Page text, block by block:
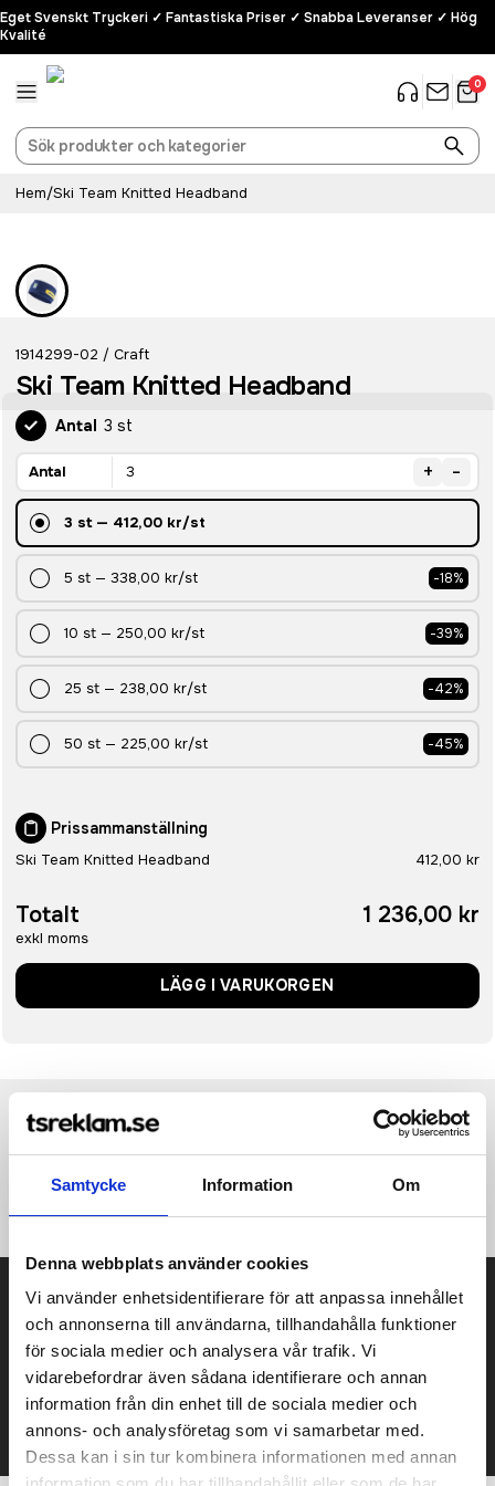
Samtycke Information Om
Denna webbplats använder cookies
Vi använder enhetsidentifierare för att anpassa innehållet
och annonserna till användarna, tillhandahålla funktioner
för sociala medier och analysera vår trafik. Vi
vidarebefordrar även sådana identifierare och annan
information från din enhet till de sociala medier och
annons- och analysföretag som vi samarbetar med.
Dessa kan i sin tur kombinera informationen med annan
Eget Svenskt Tryckeri ✓ Fantastiska Priser ✓ Snabba Leveranser ✓ Hög
Kvalité
0
Hem/Ski Team Knitted Headband
1914299-02 / Craft
Ski Team Knitted Headband
Antal 3 st
Antal + -
3 st— 412,00 kr/st
5 st — 338,00 kr/st -18%
10 st — 250,00 kr/st -39%
25 st — 238,00 kr/st -42%
50 st — 225,00 kr/st -45%
Prissammanställning
Ski Team Knitted Headband 412,00 kr
Totalt
exkl moms
1 236,00 kr
LÄGG I VARUKORGEN
Produktinformation Recensioner (954st)
Casual knitted hat.
Prisuppgift på mailen?
Kontakta oss här för att få förslag på produkt och pris över
mailen.
Det går också utmärkt att bara ställa frågor!
KONTAKTA OSS